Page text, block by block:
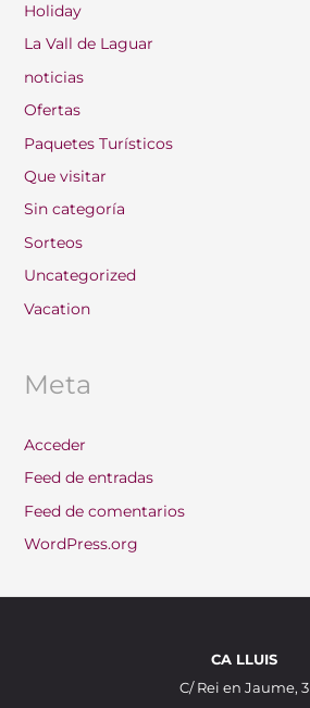
Holiday
La Vall de Laguar
noticias
Ofertas
Paquetes Turísticos
Que visitar
Sin categoría
Sorteos
Uncategorized
Vacation
Meta
Acceder
Feed de entradas
Feed de comentarios
WordPress.org
CA LLUIS
C/ Rei en Jaume, 3